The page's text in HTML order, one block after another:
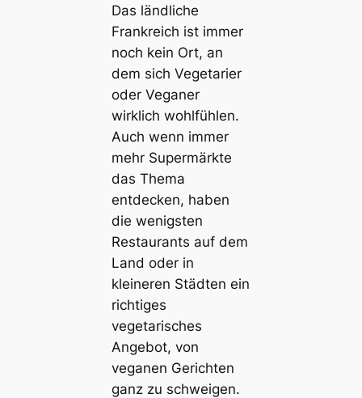
Das ländliche
Frankreich ist immer
noch kein Ort, an
dem sich Vegetarier
oder Veganer
wirklich wohlfühlen.
Auch wenn immer
mehr Supermärkte
das Thema
entdecken, haben
die wenigsten
Restaurants auf dem
Land oder in
kleineren Städten ein
richtiges
vegetarisches
Angebot, von
veganen Gerichten
ganz zu schweigen.